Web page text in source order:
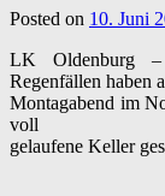
Posted on 10. Juni
LK Oldenburg
Regenfällen haben
Montagabend im
voll
gelaufene Keller